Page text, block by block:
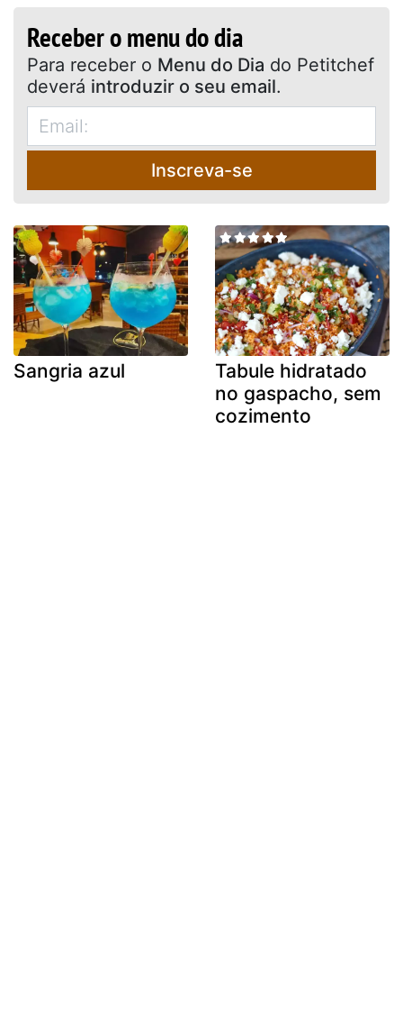
Receber o menu do dia
Para receber o Menu do Dia do Petitchef
deverá introduzir o seu email.
Inscreva-se
Sangria azul
Tabule hidratado
no gaspacho, sem
cozimento